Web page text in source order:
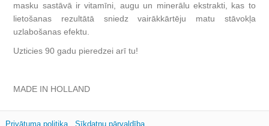
masku sastāvā ir vitamīni, augu un minerālu ekstrakti, kas to
lietošanas rezultātā sniedz vairākkārtēju matu stāvokļa
uzlabošanas efektu.
Uzticies 90 gadu pieredzei arī tu!
MADE IN HOLLAND
Privātuma politika Sīkdatņu pārvaldība